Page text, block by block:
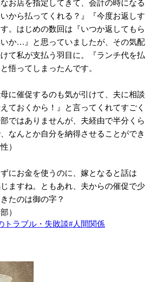
お店を指定してきて、会計の時になる
から払ってくれる？』『今度お返しす
。はじめの数回は『いつか返してもら
か…』と思っていましたが、その気配
て私が支払う羽目に。『ランチ代を払
悟ってしまったんです。
に催促するのも気が引けて、夫に相談
ておくから！』と言ってくれてすごく
ではありませんが、夫経由で半分くら
なんとか自分を納得させることができ
）
にお金を使うのに、嫁となると話は
ますね。ともあれ、夫からの催促で少
たのは御の字？
）
トラブル・失敗談#人間関係